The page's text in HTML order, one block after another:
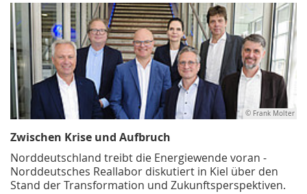
© Frank Molter
Zwischen Krise und Aufbruch
Norddeutschland treibt die Energiewende voran -
Norddeutsches Reallabor diskutiert in Kiel über den
Stand der Transformation und Zukunftsperspektiven.